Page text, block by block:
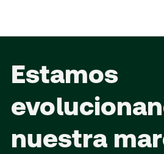
Estamos
nuestra